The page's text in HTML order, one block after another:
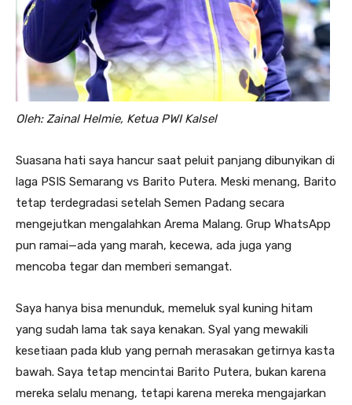
Oleh: Zainal Helmie, Ketua PWI Kalsel
Suasana hati saya hancur saat peluit panjang dibunyikan di
laga PSIS Semarang vs Barito Putera. Meski menang, Barito
tetap terdegradasi setelah Semen Padang secara
mengejutkan mengalahkan Arema Malang. Grup WhatsApp
pun ramai—ada yang marah, kecewa, ada juga yang
mencoba tegar dan memberi semangat.
Saya hanya bisa menunduk, memeluk syal kuning hitam
yang sudah lama tak saya kenakan. Syal yang mewakili
kesetiaan pada klub yang pernah merasakan getirnya kasta
bawah. Saya tetap mencintai Barito Putera, bukan karena
mereka selalu menang, tetapi karena mereka mengajarkan